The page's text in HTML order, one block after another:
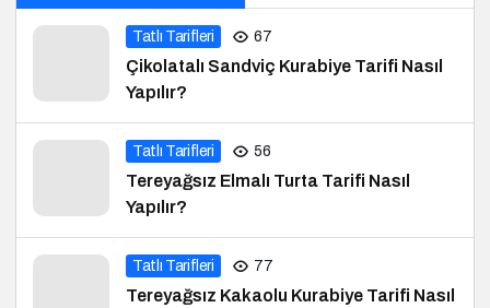
Tatlı Tarifleri 67
Çikolatalı Sandviç Kurabiye Tarifi Nasıl
Yapılır?
Tatlı Tarifleri 56
Tereyağsız Elmalı Turta Tarifi Nasıl
Yapılır?
Tatlı Tarifleri 77
Tereyağsız Kakaolu Kurabiye Tarifi Nasıl